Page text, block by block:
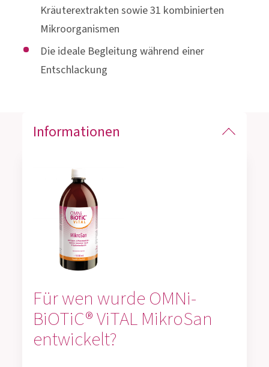
Kräuterextrakten sowie 31 kombinierten
Mikroorganismen
Die ideale Begleitung während einer
Entschlackung
Informationen
Für wen wurde OMNi-
BiOTiC® ViTAL MikroSan
entwickelt?